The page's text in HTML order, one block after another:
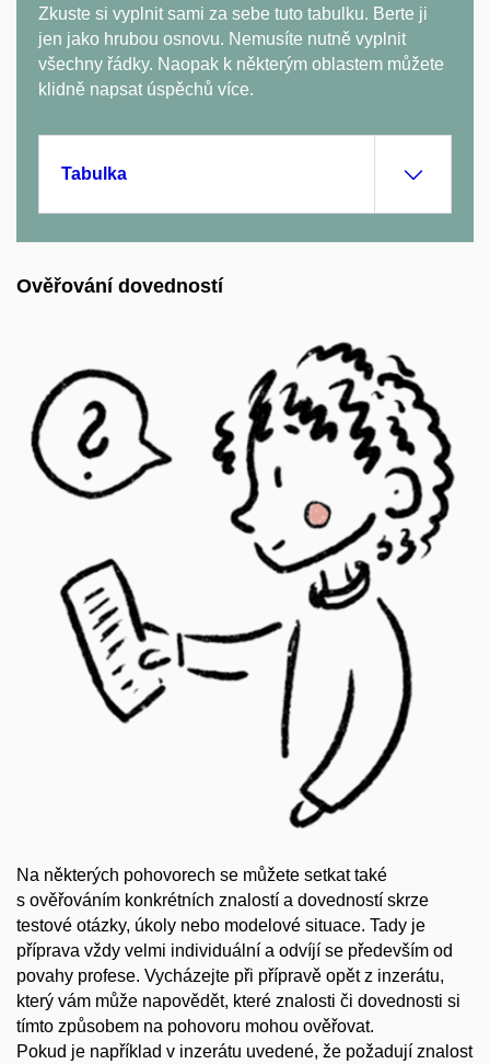
Zkuste si vyplnit sami za sebe tuto tabulku. Berte ji
jen jako hrubou osnovu. Nemusíte nutně vyplnit
všechny řádky. Naopak k některým oblastem můžete
klidně napsat úspěchů více.
Tabulka
Ověřování dovedností
Na některých pohovorech se můžete setkat také
s ověřováním konkrétních znalostí a dovedností skrze
testové otázky, úkoly nebo modelové situace. Tady je
příprava vždy velmi individuální a odvíjí se především od
povahy profese. Vycházejte při přípravě opět z inzerátu,
který vám může napovědět, které znalosti či dovednosti si
tímto způsobem na pohovoru mohou ověřovat.
Pokud je například v inzerátu uvedené, že požadují znalost